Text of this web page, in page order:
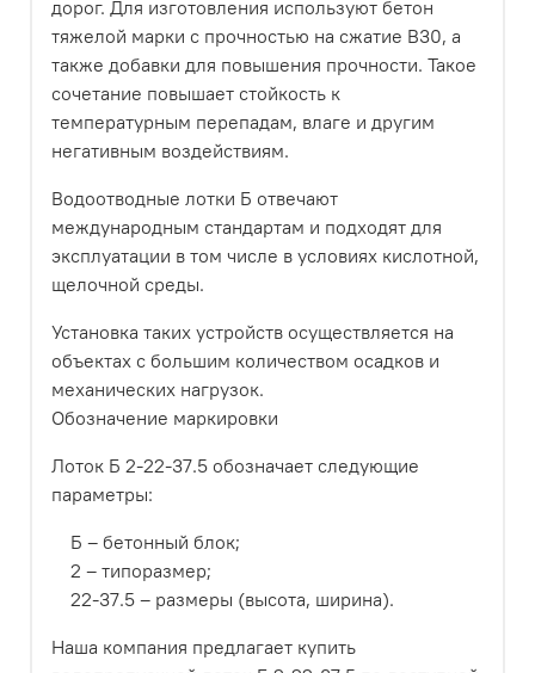
дорог. Для изготовления используют бетон
тяжелой марки с прочностью на сжатие В30, а
также добавки для повышения прочности. Такое
сочетание повышает стойкость к
температурным перепадам, влаге и другим
негативным воздействиям.
Водоотводные лотки Б отвечают
международным стандартам и подходят для
эксплуатации в том числе в условиях кислотной,
щелочной среды.
Установка таких устройств осуществляется на
объектах с большим количеством осадков и
механических нагрузок.
Обозначение маркировки
Лоток Б 2-22-37.5 обозначает следующие
параметры:
Б – бетонный блок;
2 – типоразмер;
22-37.5 – размеры (высота, ширина).
Наша компания предлагает купить